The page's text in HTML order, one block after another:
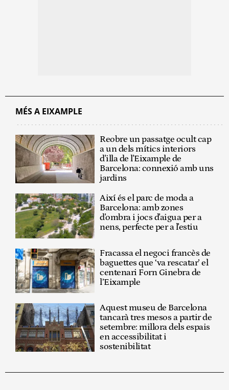
MÉS A EIXAMPLE
Reobre un passatge ocult cap
a un dels mítics interiors
d'illa de l'Eixample de
Barcelona: connexió amb uns
jardins
Així és el parc de moda a
Barcelona: amb zones
d'ombra i jocs d'aigua per a
nens, perfecte per a l'estiu
Fracassa el negoci francès de
baguettes que ‘va rescatar’ el
centenari Forn Ginebra de
l’Eixample
Aquest museu de Barcelona
tancarà tres mesos a partir de
setembre: millora dels espais
en accessibilitat i
sostenibilitat